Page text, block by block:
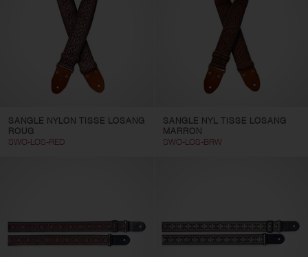
SANGLE NYLON TISSE LOSANG
ROUG
SWO-LOS-RED
SANGLE NYL TISSE LOSANG
MARRON
SWO-LOS-BRW